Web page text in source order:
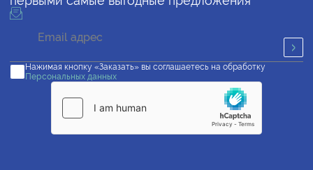
Нажимая кнопку «Заказать» вы соглашаетесь на обработку
Персональных данных